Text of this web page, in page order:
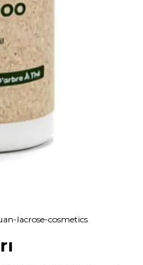
lacrose-cosmetics